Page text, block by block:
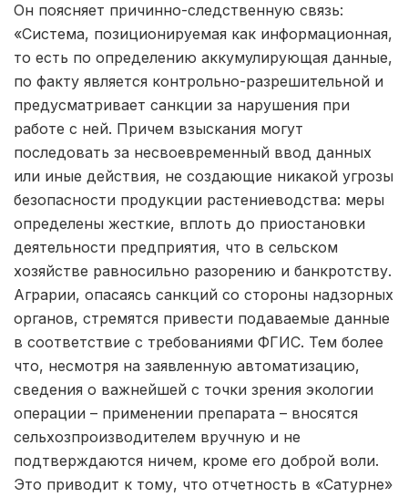
Он поясняет причинно-следственную связь:
«Система, позиционируемая как информационная,
то есть по определению аккумулирующая данные,
по факту является контрольно-разрешительной и
предусматривает санкции за нарушения при
работе с ней. Причем взыскания могут
последовать за несвоевременный ввод данных
или иные действия, не создающие никакой угрозы
безопасности продукции растениеводства: меры
определены жесткие, вплоть до приостановки
деятельности предприятия, что в сельском
хозяйстве равносильно разорению и банкротству.
Аграрии, опасаясь санкций со стороны надзорных
органов, стремятся привести подаваемые данные
в соответствие с требованиями ФГИС. Тем более
что, несмотря на заявленную автоматизацию,
сведения о важнейшей с точки зрения экологии
операции – применении препарата – вносятся
сельхозпроизводителем вручную и не
подтверждаются ничем, кроме его доброй воли.
Это приводит к тому, что отчетность в «Сатурне»